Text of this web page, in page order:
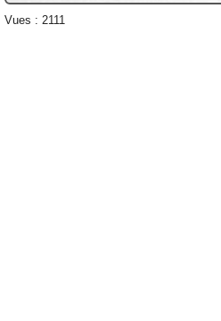
Vues : 2111